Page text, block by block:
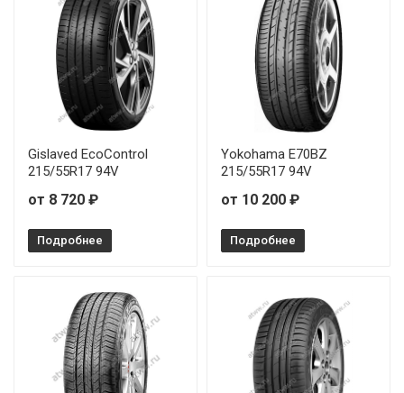
Gislaved EcoControl
215/55R17 94V
от 8 720 ₽
Подробнее
Yokohama E70BZ
215/55R17 94V
от 10 200 ₽
Подробнее